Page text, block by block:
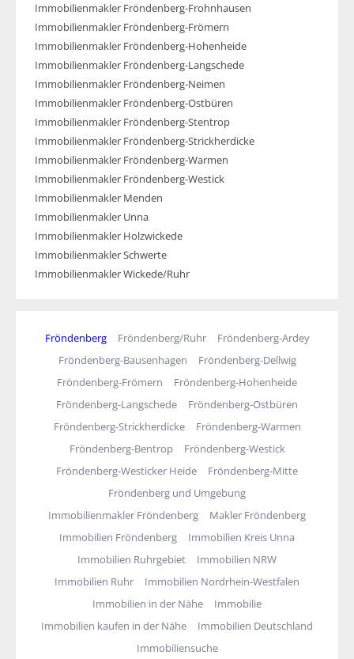
Immobilienmakler Fröndenberg-Frohnhausen
Immobilienmakler Fröndenberg-Frömern
Immobilienmakler Fröndenberg-Hohenheide
Immobilienmakler Fröndenberg-Langschede
Immobilienmakler Fröndenberg-Neimen
Immobilienmakler Fröndenberg-Ostbüren
Immobilienmakler Fröndenberg-Stentrop
Immobilienmakler Fröndenberg-Strickherdicke
Immobilienmakler Fröndenberg-Warmen
Immobilienmakler Fröndenberg-Westick
Immobilienmakler Menden
Immobilienmakler Unna
Immobilienmakler Holzwickede
Immobilienmakler Schwerte
Immobilienmakler Wickede/Ruhr
Fröndenberg Fröndenberg/Ruhr
Fröndenberg-Ardey
Fröndenberg-Bausenhagen
Fröndenberg-Dellwig
Fröndenberg-Frömern
Fröndenberg-Hohenheide
Fröndenberg-Langschede
Fröndenberg-Ostbüren
Fröndenberg-Strickherdicke
Fröndenberg-Warmen
Fröndenberg-Bentrop
Fröndenberg-Westick
Fröndenberg-Westicker Heide
Fröndenberg-Mitte
Fröndenberg und Umgebung
Immobilienmakler Fröndenberg
Makler Fröndenberg
Immobilien Fröndenberg
Immobilien Kreis Unna
Immobilien Ruhrgebiet
Immobilien NRW
Immobilien Ruhr
Immobilien Nordrhein-Westfalen
Immobilien in der Nähe
Immobilie
Immobilien kaufen in der Nähe
Immobilien Deutschland
Immobiliensuche